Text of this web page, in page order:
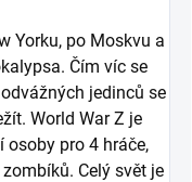
Yorku, po Moskvu a
Čím víc se
jedinců se
World War Z je
osoby pro 4 hráče,
Celý svět je